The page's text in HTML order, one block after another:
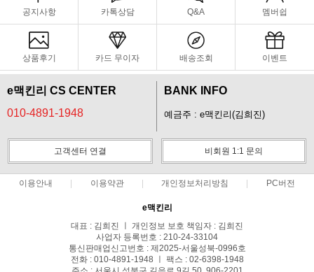
공지사항 카톡상담 Q&A 멤버쉽
상품후기 카드 무이자 배송조회 이벤트
e맥킨리 CS CENTER
010-4891-1948
BANK INFO
예금주 : e맥킨리(김희진)
고객센터 연결 비회원 1:1 문의
이용안내 이용약관 개인정보처리방침 PC버전
e맥킨리
대표 : 김희진 ㅣ 개인정보 보호 책임자 : 김희진
사업자 등록번호 : 210-24-33104
통신판매업신고번호 : 제2025-서울성북-0996호
전화 : 010-4891-1948 ㅣ 팩스 : 02-6398-1948